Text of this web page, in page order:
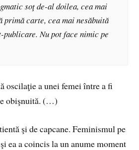
soţ de-al doilea, cea mai
primă carte, cea mai nesăbuită
publicare. Nu pot face nimic pe
oscilaţie a unei femei între a fi
obişnuită. (…)
şi de capcane. Feminismul pe
ea a coincis la un anume moment